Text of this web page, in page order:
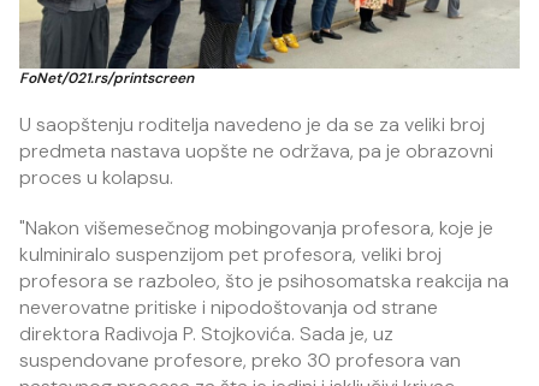
FoNet/021.rs/printscreen
U saopštenju roditelja navedeno je da se za veliki broj
predmeta nastava uopšte ne održava, pa je obrazovni
proces u kolapsu.
"Nakon višemesečnog mobingovanja profesora, koje je
kulminiralo suspenzijom pet profesora, veliki broj
profesora se razboleo, što je psihosomatska reakcija na
neverovatne pritiske i nipodoštovanja od strane
direktora Radivoja P. Stojkovića. Sada je, uz
suspendovane profesore, preko 30 profesora van